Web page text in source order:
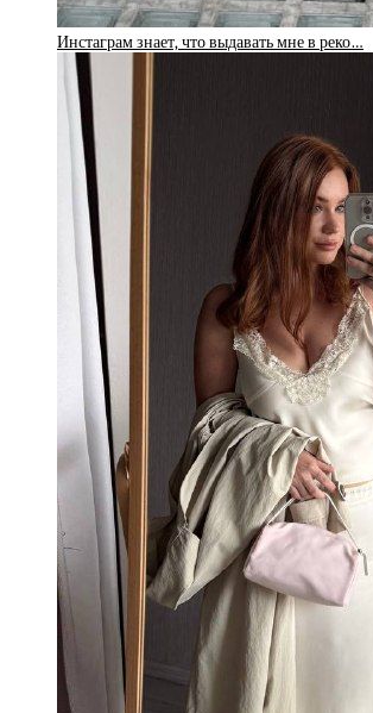
Инстаграм знает, что выдавать мне в реко…